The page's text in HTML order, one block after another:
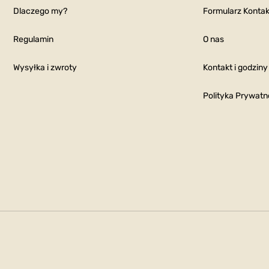
Dlaczego my?
Regulamin
Wysyłka i zwroty
Formularz
O nas
Kontakt i
Polityka